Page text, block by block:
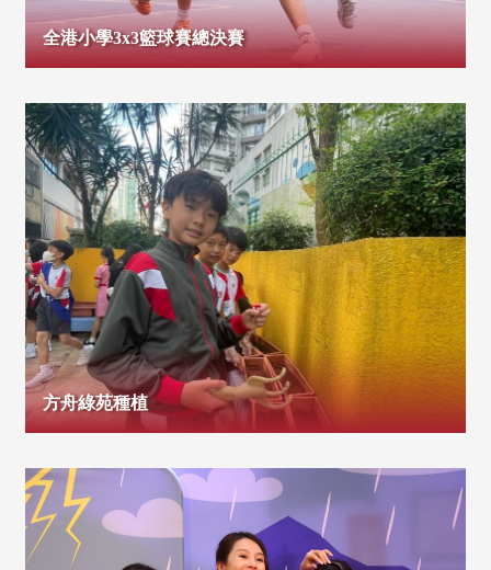
全港小學3x3籃球賽總決賽
方舟綠苑種植